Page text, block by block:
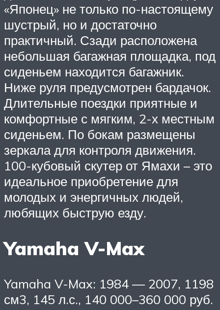
«Японец» не только по-настоящему
шустрый, но и достаточно
практичный. Сзади расположена
небольшая багажная площадка, под
сиденьем находится багажник.
Ниже руля предусмотрен бардачок.
Длительные поездки приятные и
комфортные с мягким, 2-х местным
сиденьем. По бокам размещены
зеркала для контроля движения.
100-кубовый скутер от Ямахи – это
идеальное приобретение для
молодых и энергичных людей,
любящих быструю езду.
Yamaha V-Max
Yamaha V-Max: 1984 — 2007, 1198
см3, 145 л.с., 140 000–360 000 руб.